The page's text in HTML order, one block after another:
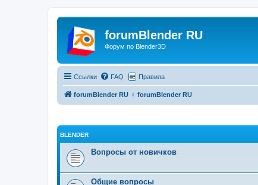
forumBlender RU
Форум по Blender3D
Ссылки FAQ Правила
forumBlender RU forumBlender RU
BLENDER
Вопросы от новичков
Общие вопросы